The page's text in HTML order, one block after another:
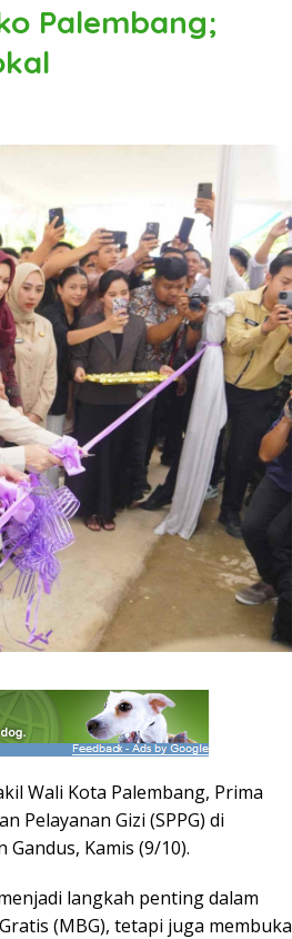
Palembang;
Wali Kota Palembang, Prima
Pelayanan Gizi (SPPG) di
Gandus, Kamis (9/10).
langkah penting dalam
(MBG), tetapi juga membuka